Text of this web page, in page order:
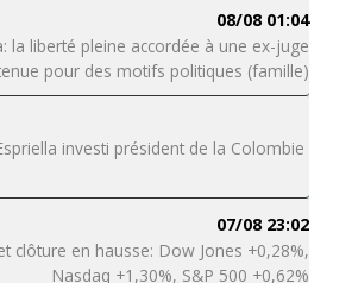
08/08 01:04
la liberté pleine accordée à une ex-juge
pour des motifs politiques (famille)
investi président de la Colombie
07/08 23:02
clôture en hausse: Dow Jones +0,28%,
Nasdaq +1,30%, S&P 500 +0,62%